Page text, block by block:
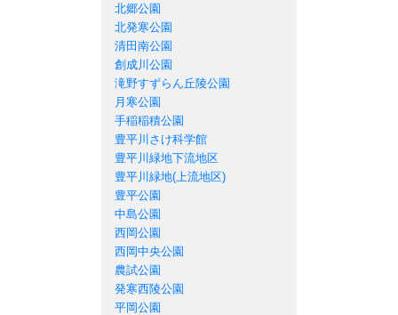
北郷公園
北発寒公園
清田南公園
創成川公園
滝野すずらん丘陵公園
月寒公園
手稲稲積公園
豊平川さけ科学館
豊平川緑地下流地区
豊平川緑地(上流地区)
豊平公園
中島公園
西岡公園
西岡中央公園
農試公園
発寒西陵公園
平岡公園